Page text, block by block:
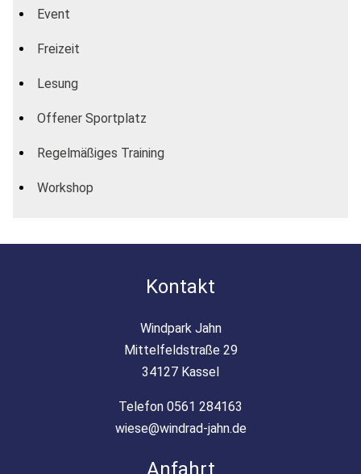
Event
Freizeit
Lesung
Offener Sportplatz
Regelmäßiges Training
Workshop
Kontakt
Windpark Jahn
Mittelfeldstraße 29
34127 Kassel
Telefon 0561 284163
wiese@windrad-jahn.de
Anfahrt